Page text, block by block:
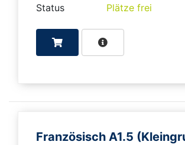
Status
Plätze frei
Französisch A1.5